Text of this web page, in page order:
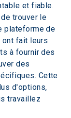
et fiable.
trouver le
plateforme de
fait leurs
à fournir des
des
Cette
d'options,
travaillez